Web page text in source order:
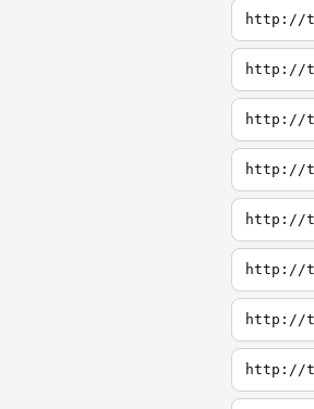
http://
http://
http://
http://
http://
http://
http://
http://